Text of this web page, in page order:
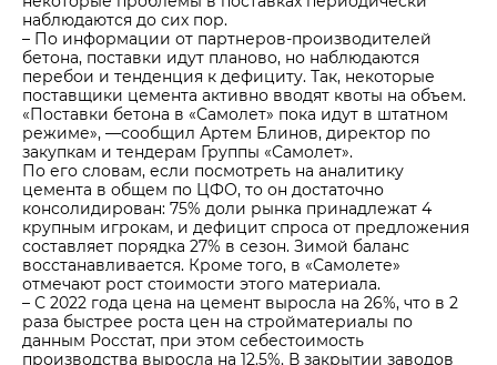
наблюдаются до сих пор.
– По информации от партнеров-производителей
бетона, поставки идут планово, но наблюдаются
перебои и тенденция к дефициту. Так, некоторые
поставщики цемента активно вводят квоты на объем.
«Поставки бетона в «Самолет» пока идут в штатном
режиме», —сообщил Артем Блинов, директор по
закупкам и тендерам Группы «Самолет».
По его словам, если посмотреть на аналитику
цемента в общем по ЦФО, то он достаточно
консолидирован: 75% доли рынка принадлежат 4
крупным игрокам, и дефицит спроса от предложения
составляет порядка 27% в сезон. Зимой баланс
восстанавливается. Кроме того, в «Самолете»
отмечают рост стоимости этого материала.
– С 2022 года цена на цемент выросла на 26%, что в 2
раза быстрее роста цен на стройматериалы по
данным Росстат, при этом себестоимость
производства выросла на 12.5%. В закрытии заводов